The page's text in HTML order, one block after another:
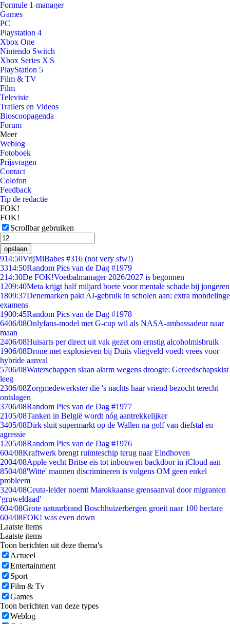
Formule 1-manager
Games
PC
Playstation 4
Xbox One
Nintendo Switch
Xbox Series X|S
PlayStation 5
Film & TV
Film
Televisie
Trailers en Videos
Bioscoopagenda
Forum
Meer
Weblog
Fotoboek
Prijsvragen
Contact
Colofon
Feedback
Tip de redactie
FOK!
FOK!
Scrollbar gebruiken
opslaan
914:50VrijMiBabes #316 (not very sfw!)
3314:50Random Pics van de Dag #1979
214:30De FOK!Voetbalmanager 2026/2027 is begonnen
1209:40Meta krijgt half miljard boete voor mentale schade bij jongeren
1809:37Denemarken pakt AI-gebruik in scholen aan: extra mondelinge
examens
1900:45Random Pics van de Dag #1978
6406/08Onlyfans-model met G-cup wil als NASA-ambassadeur naar
maan
2406/08Huisarts per direct uit vak gezet om ernstig alcoholmisbruik
1906/08Drone met explosieven bij Duits vliegveld voedt vrees voor
hybride aanval
5706/08Waterschappen slaan alarm wegens droogte: Gereedschapskist
leeg
2306/08Zorgmedewerkster die 's nachts haar vriend bezocht terecht
ontslagen
3706/08Random Pics van de Dag #1977
2105/08Tanken in België wordt nóg aantrekkelijker
3405/08Dirk sluit supermarkt op de Wallen na golf van diefstal en
agressie
1205/08Random Pics van de Dag #1976
604/08Kraftwerk brengt ruimteschip terug naar Eindhoven
2004/08Apple vecht Britse eis tot inbouwen backdoor in iCloud aan
8504/08'Witte' mannen discrimineren is volgens OM geen enkel
probleem
3204/08Ceuta-leider noemt Marokkaanse grensaanval door migranten
'gruweldaad'
604/08Grote natuurbrand Boschhuizerbergen groeit naar 100 hectare
604/08FOK! was even down
Laatste items
Laatste items
Toon berichten uit deze thema's
Actueel
Entertainment
Sport
Film & Tv
Games
Toon berichten van deze types
Weblog